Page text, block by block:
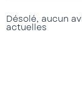
Désolé, aucun
actuelles